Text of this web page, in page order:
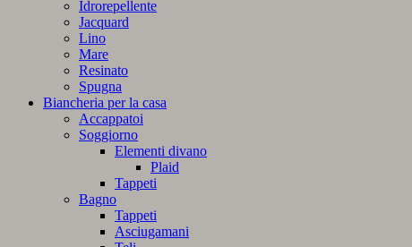
Idrorepellente
Jacquard
Lino
Mare
Resinato
Spugna
Biancheria per la casa
Accappatoi
Soggiorno
Elementi divano
Plaid
Tappeti
Bagno
Tappeti
Asciugamani